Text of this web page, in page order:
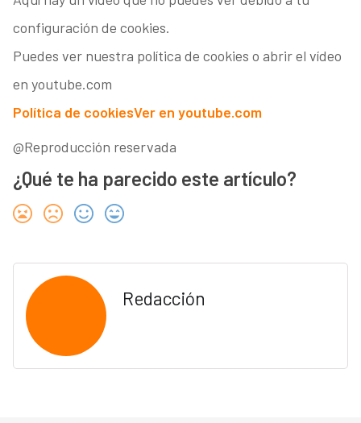
configuración de cookies.
Puedes ver nuestra política de cookies o abrir el vídeo
en youtube.com
Política de cookiesVer en youtube.com
@Reproducción reservada
¿Qué te ha parecido este artículo?
Redacción